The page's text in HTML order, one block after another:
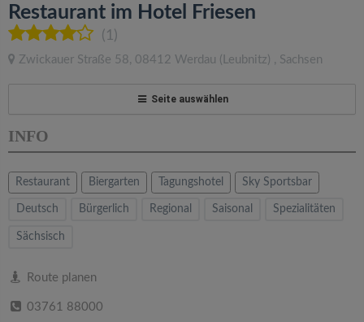
Restaurant im Hotel Friesen
(1)
Zwickauer Straße 58, 08412 Werdau (Leubnitz) , Sachsen
Seite auswählen
INFO
Restaurant Biergarten Tagungshotel Sky Sportsbar
Deutsch Bürgerlich Regional Saisonal Spezialitäten
Sächsisch
Route planen
03761 88000
l
e
a
v
i
g